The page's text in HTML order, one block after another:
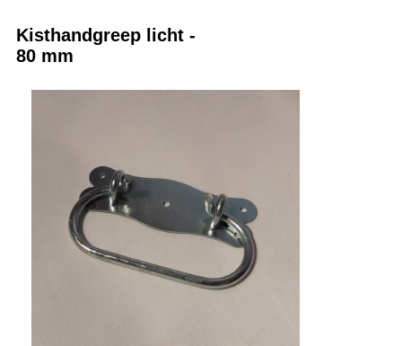
Kisthandgreep licht -
80 mm